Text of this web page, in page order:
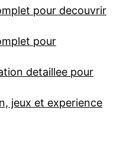
pour decouvrir
pour
detaillee pour
jeux et experience